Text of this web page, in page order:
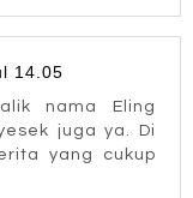
14.05
nama Eling
juga ya. Di
yang cukup